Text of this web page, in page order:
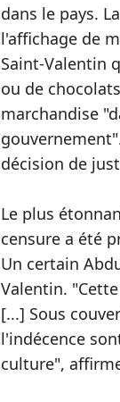
dans le pays.
l'affichage de
Saint-Valentin
ou de
marchandise
décision de
Le plus
censure a été
Un certain
Valentin.
[...] Sous
l'indécence
culture",